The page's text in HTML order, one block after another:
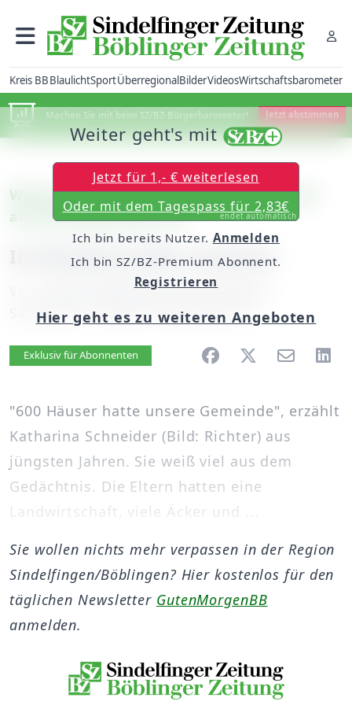
Kreis BBBlaulichtSportÜberregionalBilderVideosWirtschaftsbarometer
Machen Sie mit beim SZ/BZ-Bürgerbarometer! Jetzt abstimmen
Weil der Stadt: Katharina Schneider wird
am Montag 90 Jahre alt
In Russland alles verloren
unserem Mitarbeiter Heinz Richter
Samstag, 25. Oktober 2008, 00:00 Uhr
Artikel vorlesen
Exklusiv für Abonnenten
"600 Häuser hatte unsere Gemeinde", erzählt
Katharina Schneider (Bild: Richter) aus
jüngsten Jahren. Sie weiß viel aus dem
Gedächtnis. Die Eltern hatten eine
Landwirtschaft, viele Äcker und ...
Weiter geht's mit
Jetzt für 1,- € weiterlesen
Oder mit dem Tagespass für 2,83€
endet automatisch
Ich bin bereits Nutzer. Anmelden
Ich bin SZ/BZ-Premium Abonnent.
Registrieren
Hier geht es zu weiteren Angeboten
Sie wollen nichts mehr verpassen in der Region
Sindelfingen/Böblingen? Hier kostenlos für den
täglichen Newsletter GutenMorgenBB
anmelden.